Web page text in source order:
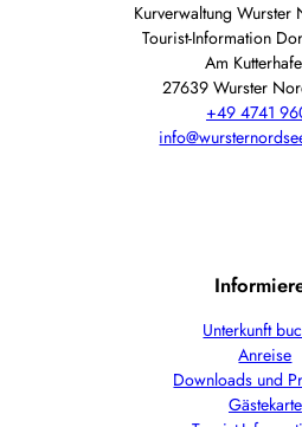
Kurverwaltung Wurster
Tourist-Information
Am
27639 Wurster
+49 4741
Unterkunft
Anreise
Downloads und
Gästekarte